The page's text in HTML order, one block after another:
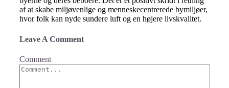
af at skabe miljøvenlige og menneskecentrerede bymiljøer,
hvor folk kan nyde sundere luft og en højere livskvalitet.
Leave A Comment
Comment